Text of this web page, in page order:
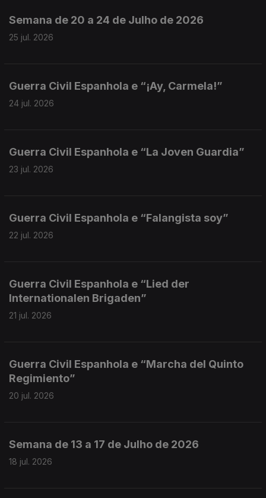
Semana de 20 a 24 de Julho de 2026
25 jul. 2026
Guerra Civil Espanhola e “¡Ay, Carmela!”
24 jul. 2026
Guerra Civil Espanhola e “La Joven Guardia”
23 jul. 2026
Guerra Civil Espanhola e “Falangista soy”
22 jul. 2026
Guerra Civil Espanhola e “Lied der
Internationalen Brigaden”
21 jul. 2026
Guerra Civil Espanhola e “Marcha del Quinto
Regimiento”
20 jul. 2026
Semana de 13 a 17 de Julho de 2026
18 jul. 2026